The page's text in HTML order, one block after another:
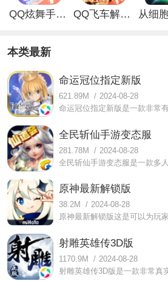
QQ炫舞手游解锁版 QQ飞车解锁版无限钻石最新版
本类最新
命运冠位指定新版
621.89M / 2024-08-28
全民斩仙手游变态服
281.78M / 2024-08-28
原神最新解锁版
38.2M / 2024-08-28
射雕英雄传3D版
1170.9M / 2024-08-28